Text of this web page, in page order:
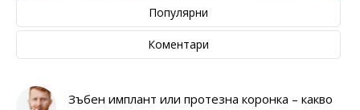
Популярни
Коментари
Зъбен имплант или протезна коронка – какво